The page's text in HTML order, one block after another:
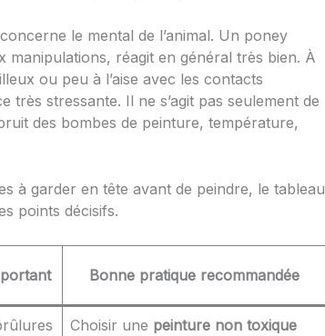
le mental de l’animal. Un poney
manipulations, réagit en général très bien. À
ou peu à l’aise avec les contacts
très stressante. Il ne s’agit pas seulement de
des bombes de peinture, température,
à garder en tête avant de peindre, le tableau
points décisifs.
Bonne pratique recommandée
Choisir une peinture non toxique